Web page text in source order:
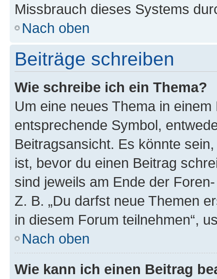
Missbrauch dieses Systems
Nach oben
Beiträge schreiben
Wie schreibe ich ein Thema?
Um eine neues Thema in
entsprechende Symbol,
Beitragsansicht. Es könnte
ist, bevor du einen Beitrag
sind jeweils am Ende der
Z. B. „Du darfst neue Themen
in diesem Forum teilnehmen“,
Nach oben
Wie kann ich einen Beitrag